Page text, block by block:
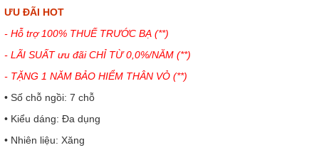
ƯU ĐÃI HOT
- Hỗ trợ 100% THUẾ TRƯỚC BẠ (**)
- LÃI SUẤT ưu đãi CHỈ TỪ 0,0%/NĂM (**)
- TẶNG 1 NĂM BẢO HIỂM THÂN VỎ (**)
• Số chỗ ngồi: 7 chỗ
• Kiểu dáng: Đa dụng
• Nhiên liệu: Xăng